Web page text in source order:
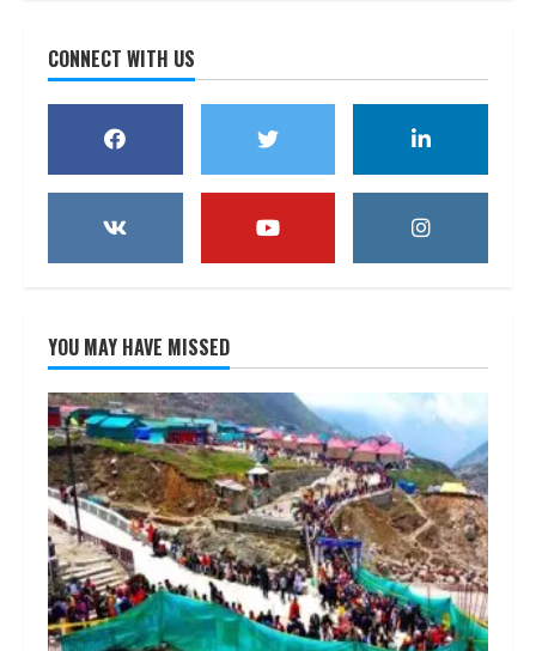
CONNECT WITH US
YOU MAY HAVE MISSED